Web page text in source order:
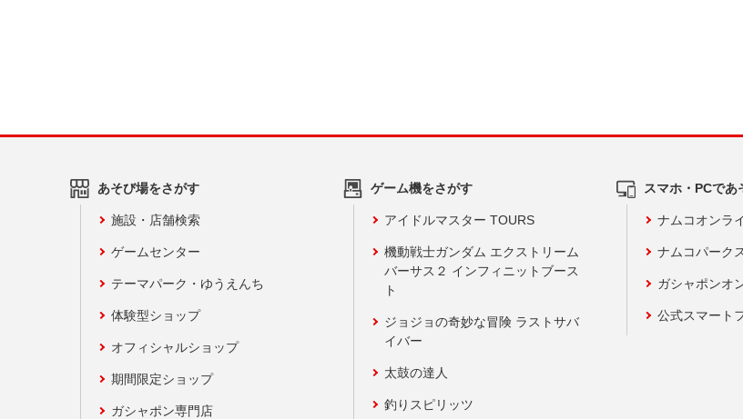
あそび場をさがす
施設・店舗検索
ゲームセンター
テーマパーク・ゆうえんち
体験型ショップ
オフィシャルショップ
期間限定ショップ
ガシャポン専門店
ゲーム機をさがす
アイドルマスター TOURS
機動戦士ガンダム エクストリーム
バーサス２ インフィニットブース
ト
ジョジョの奇妙な冒険 ラストサバ
イバー
太鼓の達人
釣りスピリッツ
スマホ・PCであ
ナムコオンラ
ナムコパーク
ガシャポンオ
公式スマート